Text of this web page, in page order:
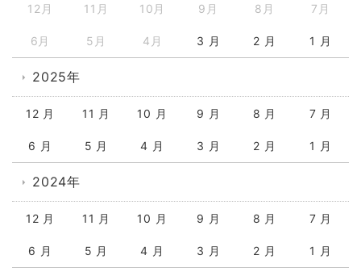
12月 11月 10月 9月 8月 7月
6月 5月 4月 3 月 2 月 1 月
2025年
12 月 11 月 10 月 9 月 8 月 7 月
6 月 5 月 4 月 3 月 2 月 1 月
2024年
12 月 11 月 10 月 9 月 8 月 7 月
6 月 5 月 4 月 3 月 2 月 1 月